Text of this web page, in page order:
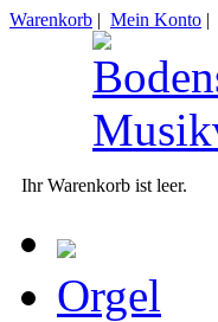
Warenkorb | Mein Konto |
Ihr Warenkorb ist leer.
Orgel